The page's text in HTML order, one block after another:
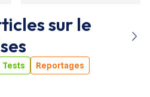
sur le
Tests Reportages